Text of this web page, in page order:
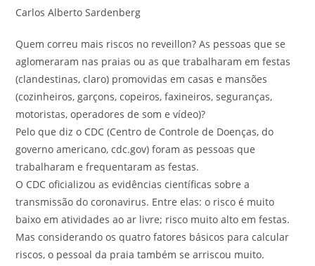
Carlos Alberto Sardenberg
Quem correu mais riscos no reveillon? As pessoas que se
aglomeraram nas praias ou as que trabalharam em festas
(clandestinas, claro) promovidas em casas e mansões
(cozinheiros, garçons, copeiros, faxineiros, seguranças,
motoristas, operadores de som e vídeo)?
Pelo que diz o CDC (Centro de Controle de Doenças, do
governo americano, cdc.gov) foram as pessoas que
trabalharam e frequentaram as festas.
O CDC oficializou as evidências científicas sobre a
transmissão do coronavirus. Entre elas: o risco é muito
baixo em atividades ao ar livre; risco muito alto em festas.
Mas considerando os quatro fatores básicos para calcular
riscos, o pessoal da praia também se arriscou muito.